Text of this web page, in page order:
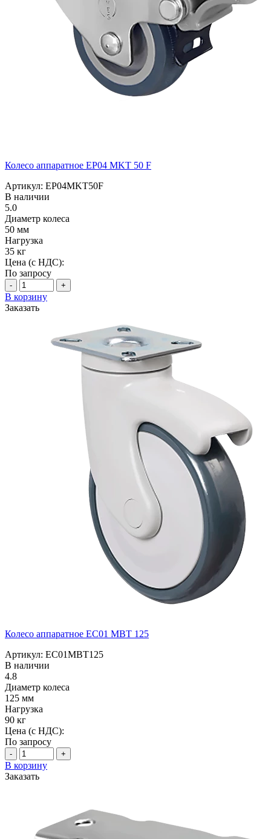
Колесо аппаратное EP04 MKT 50 F
Артикул: EP04MKT50F
В наличии
5.0
Диаметр колеса
50 мм
Нагрузка
35 кг
Цена (с НДС):
По запросу
- +
В корзину
Заказать
Колесо аппаратное EC01 MBT 125
Артикул: EC01MBT125
В наличии
4.8
Диаметр колеса
125 мм
Нагрузка
90 кг
Цена (с НДС):
По запросу
- +
В корзину
Заказать